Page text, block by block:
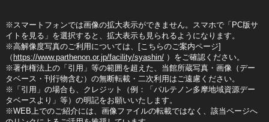
※スマートフォンでは画像の拡大表示ができません。スマホで「PC版サ
イトを見る」を選択すると、拡大表示も見られるようになります。
※高解像度写真のご利用については、[こちらのご案内ページ]
（ https://www.parthenon.or.jp/facility/syashin/）をご確認ください。
※著作権法上の「引用」等の範囲を超えた、当館所蔵写真・画像（デー
タベース・刊行物含む）の無断転載・二次利用はご遠慮ください。
※「引用」の場合も、クレジット（例：「パルテノン多摩地域資源デー
タベースより」等）の明記をお願いいたします。
※WEB上でのご紹介には、画像ファイルの転載ではなく、該当ページへ